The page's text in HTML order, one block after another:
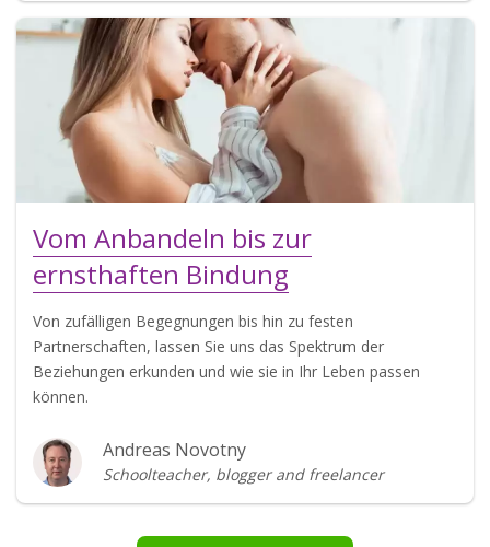
Vom Anbandeln bis zur
ernsthaften Bindung
Von zufälligen Begegnungen bis hin zu festen
Partnerschaften, lassen Sie uns das Spektrum der
Beziehungen erkunden und wie sie in Ihr Leben passen
können.
Andreas Novotny
Schoolteacher, blogger and freelancer